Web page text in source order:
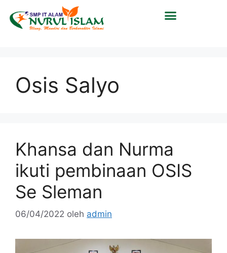
Osis Salyo
Khansa dan Nurma
ikuti pembinaan OSIS
Se Sleman
06/04/2022 oleh admin